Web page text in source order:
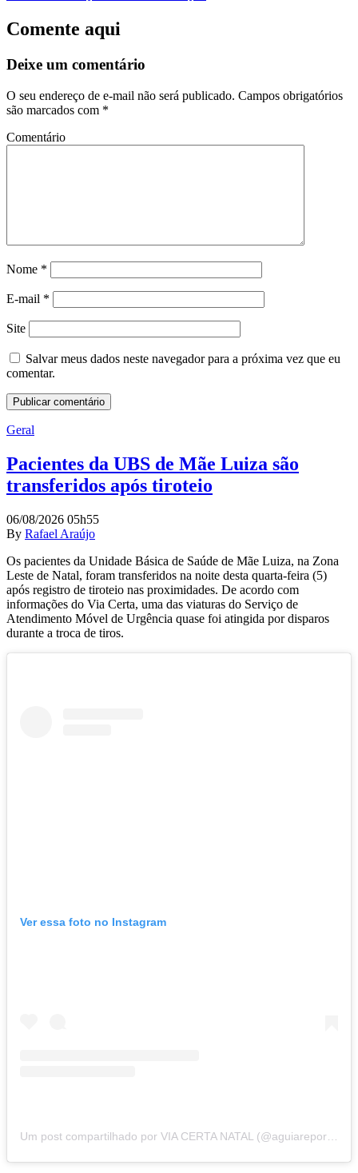
Comente aqui
Deixe um comentário
O seu endereço de e-mail não será publicado. Campos obrigatórios
são marcados com *
Comentário
Nome *
E-mail *
Site
Salvar meus dados neste navegador para a próxima vez que eu
comentar.
Geral
Pacientes da UBS de Mãe Luiza são
transferidos após tiroteio
06/08/2026 05h55
By Rafael Araújo
Os pacientes da Unidade Básica de Saúde de Mãe Luiza, na Zona
Leste de Natal, foram transferidos na noite desta quarta-feira (5)
após registro de tiroteio nas proximidades. De acordo com
informações do Via Certa, uma das viaturas do Serviço de
Atendimento Móvel de Urgência quase foi atingida por disparos
durante a troca de tiros.
Ver essa foto no Instagram